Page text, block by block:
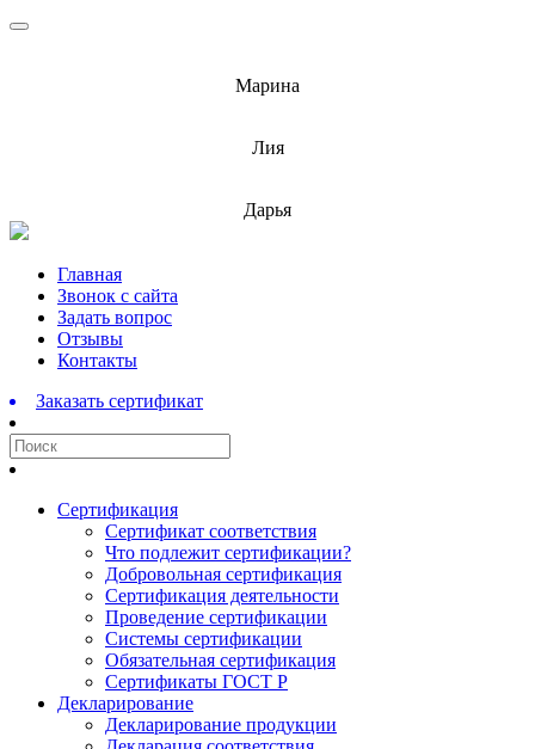
Марина
Лия
Дарья
Перейти
содержимому
Главная
Звонок с сайта
Задать вопрос
Отзывы
Контакты
Заказать сертификат
Сертификация
Сертификат соответствия
Что подлежит сертификации?
Добровольная сертификация
Сертификация деятельности
Проведение сертификации
Системы сертификации
Обязательная сертификация
Сертификаты ГОСТ Р
Декларирование
Декларирование продукции